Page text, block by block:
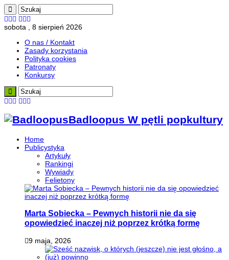
sobota , 8 sierpień 2026
O nas / Kontakt
Zasady korzystania
Polityka cookies
Patronaty
Konkursy
Badloopus W pętli popkultury
Home
Publicystyka
Artykuły
Rankingi
Wywiady
Felietony
Marta Sobiecka – Pewnych historii nie da się
opowiedzieć inaczej niż poprzez krótką formę
9 maja, 2026